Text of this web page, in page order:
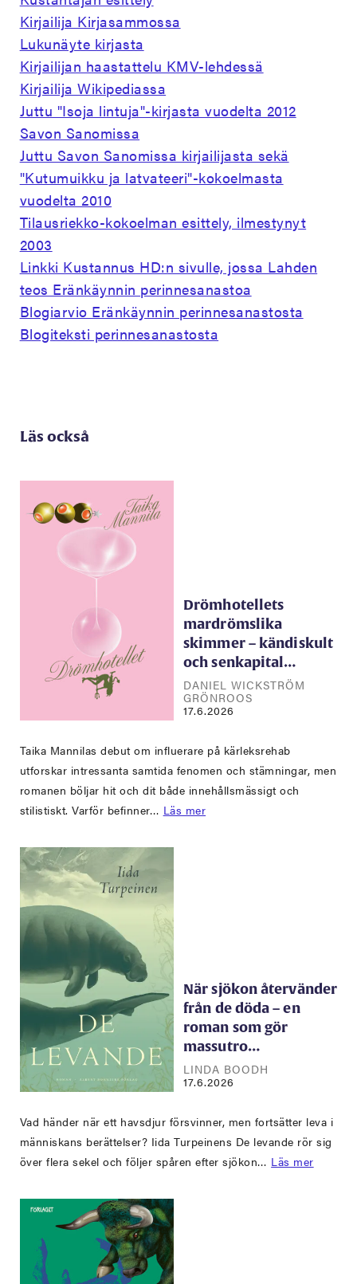
Kirjailija Kirjasammossa
Lukunäyte kirjasta
Kirjailijan haastattelu KMV-lehdessä
Kirjailija Wikipediassa
Juttu "Isoja lintuja"-kirjasta vuodelta 2012
Savon Sanomissa
Juttu Savon Sanomissa kirjailijasta sekä
"Kutumuikku ja latvateeri"-kokoelmasta
vuodelta 2010
Tilausriekko-kokoelman esittely, ilmestynyt
2003
Linkki Kustannus HD:n sivulle, jossa Lahden
teos Eränkäynnin perinnesanastoa
Blogiarvio Eränkäynnin perinnesanastosta
Blogiteksti perinnesanastosta
Läs också
Drömhotellets
mardrömslika
skimmer – kändiskult
och senkapital…
DANIEL WICKSTRÖM
GRÖNROOS
17.6.2026
Taika Mannilas debut om influerare på kärleksrehab
utforskar intressanta samtida fenomen och stämningar, men
romanen böljar hit och dit både innehållsmässigt och
stilistiskt. Varför befinner… Läs mer
När sjökon återvänder
från de döda – en
roman som gör
massutro…
LINDA BOODH
17.6.2026
Vad händer när ett havsdjur försvinner, men fortsätter leva i
människans berättelser? Iida Turpeinens De levande rör sig
över flera sekel och följer spåren efter sjökon… Läs mer